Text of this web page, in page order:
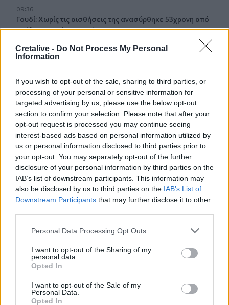
Cretalive - Do Not Process My Personal
Information
If you wish to opt-out of the sale, sharing to third parties, or
processing of your personal or sensitive information for
targeted advertising by us, please use the below opt-out
section to confirm your selection. Please note that after your
opt-out request is processed you may continue seeing
interest-based ads based on personal information utilized by
us or personal information disclosed to third parties prior to
your opt-out. You may separately opt-out of the further
disclosure of your personal information by third parties on the
IAB’s list of downstream participants. This information may
also be disclosed by us to third parties on the IAB’s List of
Downstream Participants that may further disclose it to other
Personal Data Processing Opt Outs
I want to opt-out of the Sharing of my
personal data.
Opted In
I want to opt-out of the Sale of my
Personal Data.
Opted In
09:36
Γουδί: Χωρίς τις αισθήσεις της ανασύρθηκε 53χρονη από
ακάλυπτο πολυκατοικίας
09:35
09:28
Σέρρες: Δύο νεκροί μετά από μετωπική σύγκρουση ΙΧ με
φορτηγό στην Παλαιοκώμη
09:13
Μακελειό σε σχολείο στην Ταϊλάνδη: Στους 7 οι νεκροί
ΗΠΑ: Ένας νεκρός από τις πυρκαγιές στην Καλιφόρνια
ΠΕΡΙΣΣΟΤΕΡΑ
ΣΧΕΤΙΚA AΡΘΡΑ